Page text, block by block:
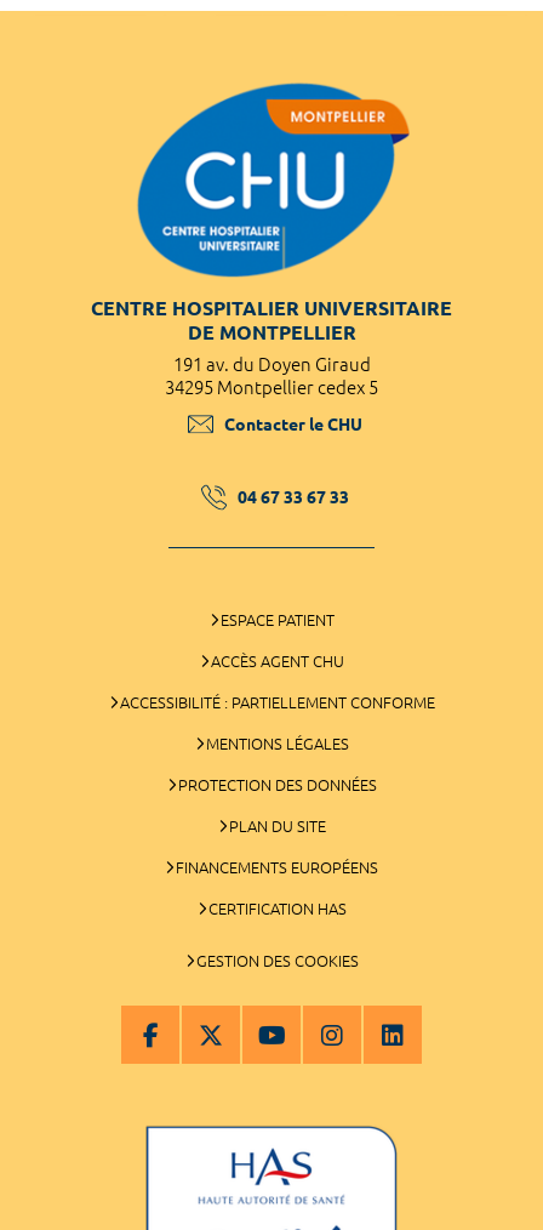
CENTRE HOSPITALIER UNIVERSITAIRE
DE MONTPELLIER
191 av. du Doyen Giraud
34295 Montpellier cedex 5
Contacter le CHU
04 67 33 67 33
ESPACE PATIENT
ACCÈS AGENT CHU
ACCESSIBILITÉ : PARTIELLEMENT CONFORME
MENTIONS LÉGALES
PROTECTION DES DONNÉES
PLAN DU SITE
FINANCEMENTS EUROPÉENS
CERTIFICATION HAS
GESTION DES COOKIES